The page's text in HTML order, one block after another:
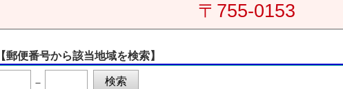
〒755-0153
【郵便番号から該当地域を検索】
－